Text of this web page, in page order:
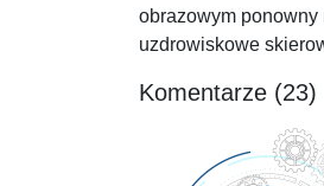
obrazowym
uzdrowiskowe
Komentarze (23)